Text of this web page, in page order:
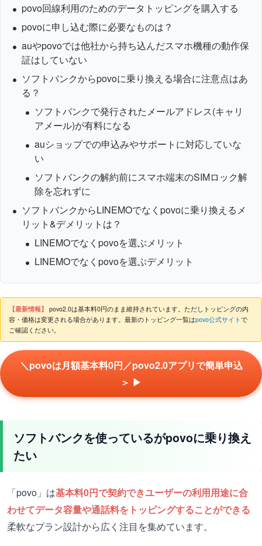
povo回線利用のためのデータトッピングを購入する
povoに申し込む際に必要なものは？
auやpovoでは他社から持ち込んだスマホ機種の動作保
証はしていない
ソフトバンクからpovoに乗り換える場合に注意点はあ
る？
ソフトバンクで発行されたメールアドレス(キャリ
アメール)が有料になる
auショップでの申込みやサポートに対応していな
い
ソフトバンクの解約前にスマホ端末のSIMロック解
除を忘れずに
ソフトバンクからLINEMOでなくpovoに乗り換えるメ
リット&デメリットは？
LINEMOでなくpovoを選ぶメリット
LINEMOでなくpovoを選ぶデメリット
【最新情報】 povo2.0は基本料0円のまま維持されています。ただしトッピングの内
容・価格は変更される場合があります。最新のトッピング一覧はpovo公式サイトで
ご確認ください。
＼povoは月額基本料0円／povo2.0アプリで簡単申込
＞ ▶
ソフトバンクを使っているがpovoに乗り換え
たい
「povo」は基本料0円で契約できユーザーの利用用途に合
わせてデータ容量や通話料をトッピングすることができる
柔軟なプラン設計から広く注目を集めています。